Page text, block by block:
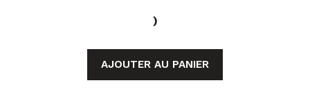
)
AJOUTER AU PANIER